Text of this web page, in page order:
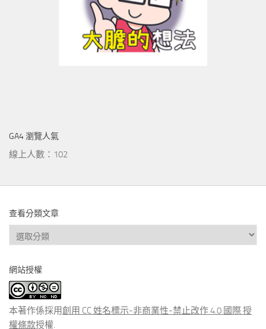
GA4 瀏覽人氣
線上人數：102
查看分類文章
查
看
類
文
章
網站授權
本著作係採用創用 CC 姓名標示-非商業性-禁止改作 4.0 國際 授
權條款授權.